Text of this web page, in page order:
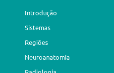
Introdução
Sistemas
Regiões
Neuroanatomia